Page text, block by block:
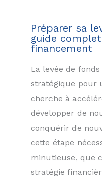
Préparer sa
guide
financement
La levée de
stratégique pour
cherche à
développer de
conquérir de
cette étape
minutieuse, que
stratégie